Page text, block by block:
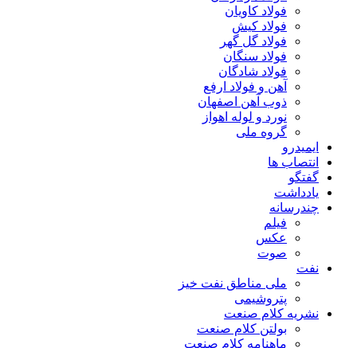
فولاد کاویان
فولاد کیش
فولاد گل گهر
فولاد سنگان
فولاد شادگان
آهن و فولاد ارفع
ذوب آهن اصفهان
نورد و لوله اهواز
گروه ملی
ایمیدرو
انتصاب ها
گفتگو
یادداشت
چندرسانه
فیلم
عکس
صوت
نفت
ملی مناطق نفت خیز
پتروشیمی
نشریه کلام صنعت
بولتن کلام صنعت
ماهنامه کلام صنعت